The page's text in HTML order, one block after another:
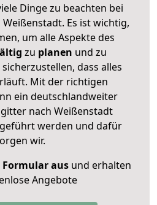
Dinge zu beachten bei
Es ist wichtig,
um alle Aspekte des
zu planen und zu
sicherzustellen, dass alles
Mit der richtigen
ein deutschlandweiter
nach Weißenstadt
werden und dafür
wir.
Formular ausund erhalten
Angebote